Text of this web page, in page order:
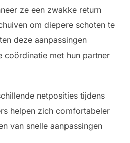
ze een zwakke return
om diepere schoten te
deze aanpassingen
coördinatie met hun partner
netposities tijdens
helpen zich comfortabeler
van snelle aanpassingen